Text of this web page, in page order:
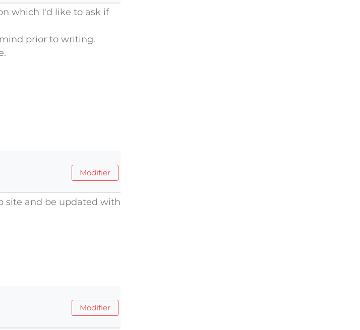
which I'd like to ask if
prior to writing.
Modifier
site and be updated with
Modifier